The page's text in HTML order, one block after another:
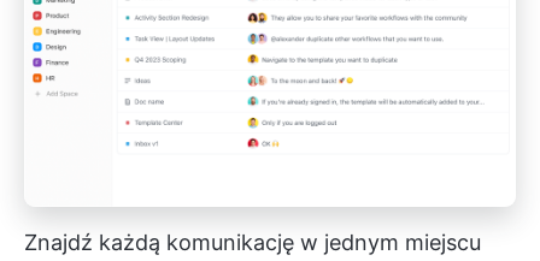
Znajdź każdą komunikację w jednym miejscu